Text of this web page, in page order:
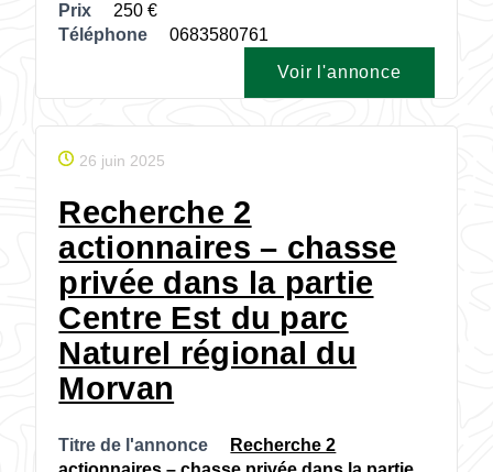
Prix
250
Téléphone
0683580761
Voir l'annonce
26 juin 2025
Recherche 2
actionnaires – chasse
privée dans la partie
Centre Est du parc
Naturel régional du
Morvan
Titre de l'annonce
Recherche 2